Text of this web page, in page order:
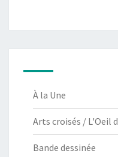
À la Une
Arts croisés / L'Oeil
Bande dessinée